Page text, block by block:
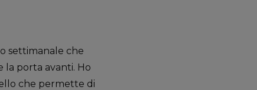
settimanale che
la porta avanti. Ho
che permette di